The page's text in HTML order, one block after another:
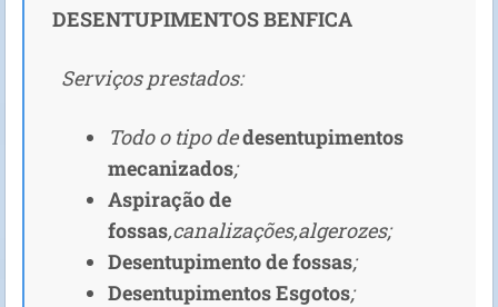
DESENTUPIMENTOS BENFICA
Serviços prestados:
Todo o tipo dedesentupimentos
mecanizados;
Aspiração de
fossas,canalizações,algerozes;
Desentupimento de fossas;
Desentupimentos Esgotos;